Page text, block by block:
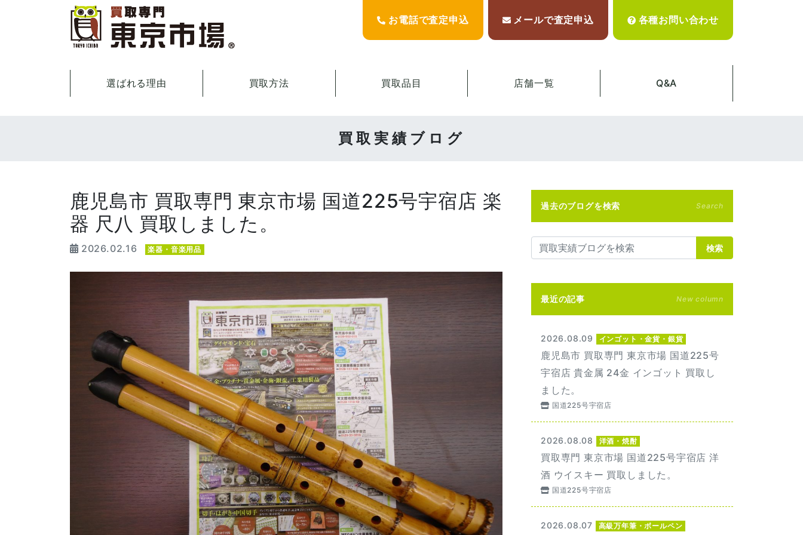
お電話で査定申込 メールで査定申込 各種お問い合わせ
選ばれる理由 買取方法 買取品目 店舗一覧 Q&A
買取実績ブログ
鹿児島市 買取専門 東京市場 国道225号宇宿店 楽
器 尺八 買取しました。
2026.02.16 楽器・音楽用品
過去のブログを検索 Search
検索
最近の記事 New column
2026.08.09 インゴット・金貨・銀貨
鹿児島市 買取専門 東京市場 国道225号
宇宿店 貴金属 24金 インゴット 買取し
ました。
国道225号宇宿店
2026.08.08 洋酒・焼酎
買取専門 東京市場 国道225号宇宿店 洋
酒 ウイスキー 買取しました。
国道225号宇宿店
2026.08.07 高級万年筆・ボールペン